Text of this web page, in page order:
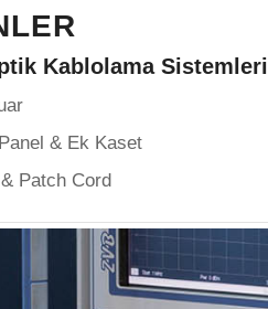
Kablolama Sistemleri
& Ek Kaset
Patch Cord